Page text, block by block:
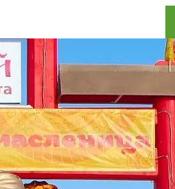
информация
добраться
прославившие Алтай
и буклеты